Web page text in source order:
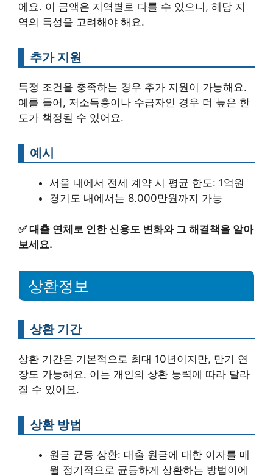
에요. 이 금액은 지역별로 다를 수 있으니, 해당 지
역의 특성을 고려해야 해요.
추가 지원
특정 조건을 충족하는 경우 추가 지원이 가능해요.
예를 들어, 저소득층이나 수급자인 경우 더 높은 한
도가 책정될 수 있어요.
예시
서울 내에서 전세 계약 시 평균 한도: 1억원
경기도 내에서는 8.000만원까지 가능
✅대출 연체로 인한 신용도 변화와 그 해결책을 알아
보세요.
상환정보
상환 기간
상환 기간은 기본적으로 최대 10년이지만, 만기 연
장도 가능해요. 이는 개인의 상환 능력에 따라 달라
질 수 있어요.
상환 방법
원금 균등 상환: 대출 원금에 대한 이자를 매
월 정기적으로 균등하게 상환하는 방법이에